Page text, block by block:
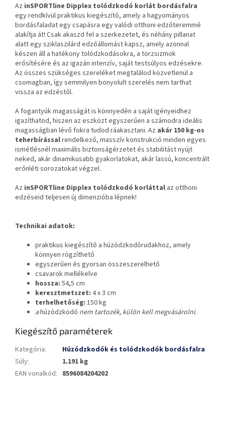
Az inSPORTline Dipplex tolódzkodó korlát bordásfalra
egy rendkívül praktikus kiegészítő, amely a hagyományos
bordásfaladat egy csapásra egy valódi otthoni edzőteremmé
alakítja át! Csak akaszd fel a szerkezetet, és néhány pillanat
alatt egy sziklaszilárd edzőállomást kapsz, amely azonnal
készen áll a hatékony tolódzkodásokra, a törzsizmok
erősítésére és az igazán intenzív, saját testsúlyos edzésekre.
Az összes szükséges szereléket megtalálod közvetlenül a
csomagban, így semmilyen bonyolult szerelés nem tarthat
vissza az edzéstől.
A fogantyúk magasságát is könnyedén a saját igényeidhez
igazíthatod, hiszen az eszközt egyszerűen a számodra ideális
magasságban lévő fokra tudod ráakasztani. Az akár 150 kg-os
teherbírássalrendelkező, masszív konstrukció minden egyes
ismétlésnél maximális biztonságérzetet és stabilitást nyújt
neked, akár dinamikusabb gyakorlatokat, akár lassú, koncentrált
erőnléti sorozatokat végzel.
Az inSPORTline Dipplex tolódzkodó korláttal az otthoni
edzéseid teljesen új dimenzióba lépnek!
Technikai adatok:
praktikus kiegészítő a húzódzkodórudakhoz, amely
könnyen rögzíthető
egyszerűen és gyorsan összeszerelhető
csavarok mellékelve
hossza: 54,5 cm
keresztmetszet: 4 x 3 cm
terhelhetőség: 150 kg
ahúzódzkodó nem tartozék, külön kell megvásárolni.
Kiegészítő paraméterek
Kategória:
Húzódzkodók és tolódzkodók bordásfalra
Súly:
1.191 kg
EAN vonalkód: 8596084204202